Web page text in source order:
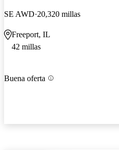
SE AWD 20,320 millas
Freeport, IL
42 millas
Buena oferta